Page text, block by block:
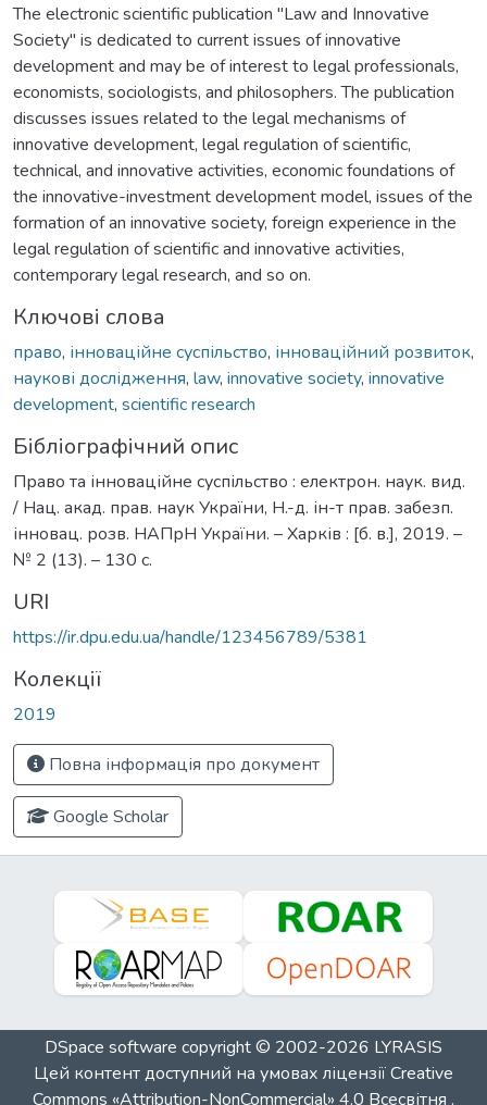
The electronic scientific publication "Law and Innovative
Society" is dedicated to current issues of innovative
development and may be of interest to legal professionals,
economists, sociologists, and philosophers. The publication
discusses issues related to the legal mechanisms of
innovative development, legal regulation of scientific,
technical, and innovative activities, economic foundations of
the innovative-investment development model, issues of the
formation of an innovative society, foreign experience in the
legal regulation of scientific and innovative activities,
contemporary legal research, and so on.
Ключові слова
право, інноваційне суспільство, інноваційний розвиток,
наукові дослідження, law, innovative society, innovative
development, scientific research
Бібліографічний опис
Право та інноваційне суспільство : електрон. наук. вид.
/ Нац. акад. прав. наук України, Н.-д. ін-т прав. забезп.
інновац. розв. НАПрН України. – Харків : [б. в.], 2019. –
№ 2 (13). – 130 с.
URI
https://ir.dpu.edu.ua/handle/123456789/5381
Колекції
2019
Повна інформація про документ
Google Scholar
DSpace software copyright © 2002-2026 LYRASIS
Цей контент доступний на умовах ліцензіїCreative
Commons «Attribution-NonCommercial» 4.0 Всесвітня .